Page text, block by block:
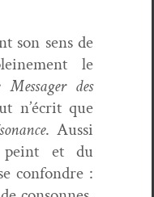
son sens de
le
Mes­sager des
n’écrit que
. Aus­si
peint et du
con­fon­dre :